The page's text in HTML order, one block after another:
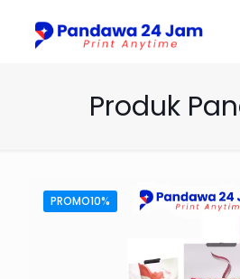
Produk
PROMO10%